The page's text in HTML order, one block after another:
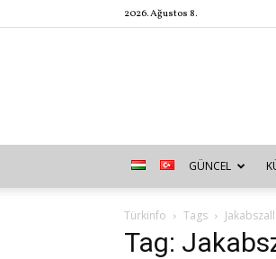
2026. Ağustos 8.
GÜNCEL
Türkinfo Tags
Tag: